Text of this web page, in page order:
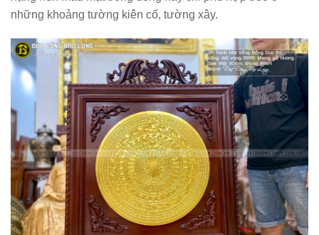
những khoảng tường kiên cố, tường xây.